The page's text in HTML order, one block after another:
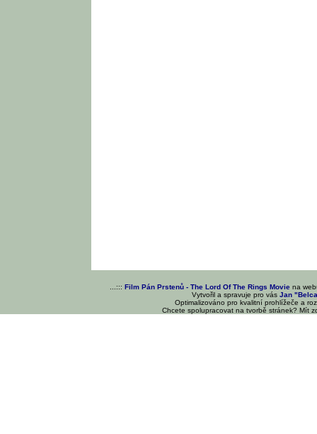
...::: Film Pán Prstenů - The Lord Of The Rings Movie na
Vytvořil a spravuje pro vásJan
Optimalizováno pro kvalitní prohlížeče a
Chcete spolupracovat na tvorbě stránek? Mít